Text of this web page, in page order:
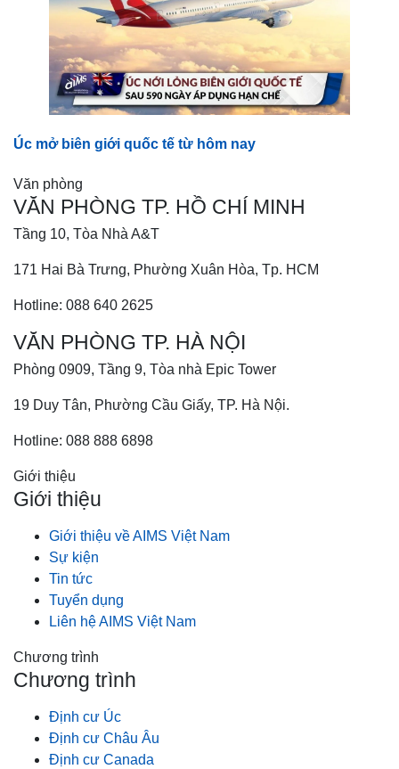
Úc mở biên giới quốc tế từ hôm nay
Văn phòng
VĂN PHÒNG TP. HỒ CHÍ MINH
Tầng 10, Tòa Nhà A&T
171 Hai Bà Trưng, Phường Xuân Hòa, Tp. HCM
Hotline: 088 640 2625
VĂN PHÒNG TP. HÀ NỘI
Phòng 0909, Tầng 9, Tòa nhà Epic Tower
19 Duy Tân, Phường Cầu Giấy, TP. Hà Nội.
Hotline: 088 888 6898
Giới thiệu
Giới thiệu
Giới thiệu về AIMS Việt Nam
Sự kiện
Tin tức
Tuyển dụng
Liên hệ AIMS Việt Nam
Chương trình
Chương trình
Định cư Úc
Định cư Châu Âu
Định cư Canada